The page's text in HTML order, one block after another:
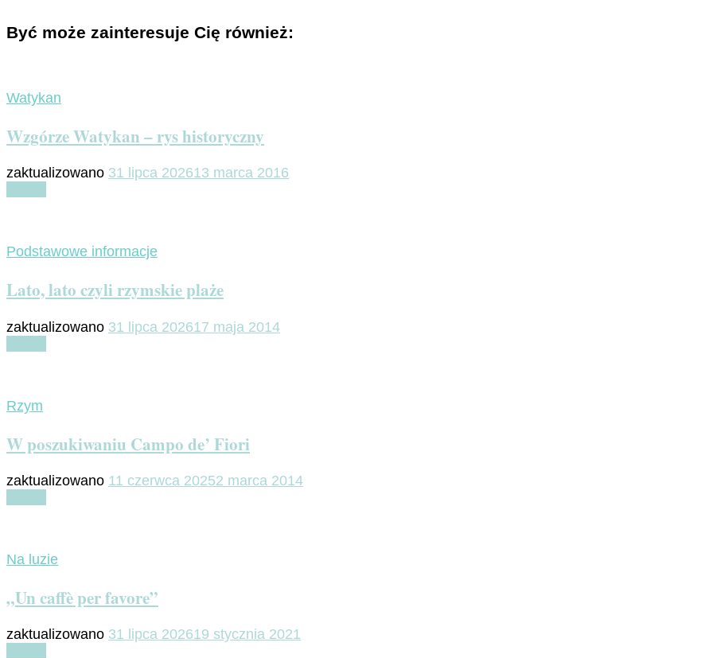
Być może zainteresuje Cię również:
Watykan
Wzgórze Watykan – rys historyczny
zaktualizowano 31 lipca 202613 marca 2016
Podstawowe informacje
Lato, lato czyli rzymskie plaże
zaktualizowano 31 lipca 202617 maja 2014
Rzym
W poszukiwaniu Campo de’ Fiori
zaktualizowano 11 czerwca 20252 marca 2014
Na luzie
„Un caffè per favore”
zaktualizowano 31 lipca 202619 stycznia 2021